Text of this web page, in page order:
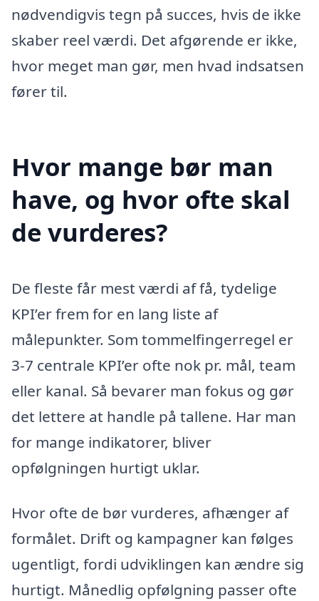
nødvendigvis tegn på succes, hvis de ikke
skaber reel værdi. Det afgørende er ikke,
hvor meget man gør, men hvad indsatsen
fører til.
Hvor mange bør man
have, og hvor ofte skal
de vurderes?
De fleste får mest værdi af få, tydelige
KPI’er frem for en lang liste af
målepunkter. Som tommelfingerregel er
3-7 centrale KPI’er ofte nok pr. mål, team
eller kanal. Så bevarer man fokus og gør
det lettere at handle på tallene. Har man
for mange indikatorer, bliver
opfølgningen hurtigt uklar.
Hvor ofte de bør vurderes, afhænger af
formålet. Drift og kampagner kan følges
ugentligt, fordi udviklingen kan ændre sig
hurtigt. Månedlig opfølgning passer ofte